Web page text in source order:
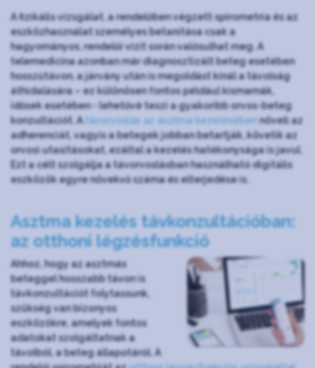
A fizikális vizsgálat, a rendelőben végzett spirometria és az
eszközhasználat személyes betanítása csak a
hagyományos, rendelői vizit során valósulhat meg. A
telemedicina azonban már diagnosztizált beteg esetében
hosszútávon, a járvány után is megoldást kínál a távolság
áthidalására – ez különösen fontos például kismamák,
idősek esetében - lehetővé teszi a gyakoribb orvos-beteg
konzultációt. A távorvoslás az asztma kezelésébennöveli az
adherenciát, vagyis a betegek jobban betartják, követik az
orvosi utasításokat, ezáltal a kezelés hatékonysága is javul.
Ezt a célt szolgálja a távorvoslásban használható digitális
eszközök egyre növekvő száma és elterjedése is.
Asztma kezelés távkonzultációban:
az otthoni légzésfunkció
Ahhoz, hogy az asztmás
beteggel hosszabb távon is
távkonzultációt folytassunk,
szükség van bizonyos
eszközökre, amelyek fontos
adatokat szolgáltatnak a
távolból, a beteg állapotáról. A